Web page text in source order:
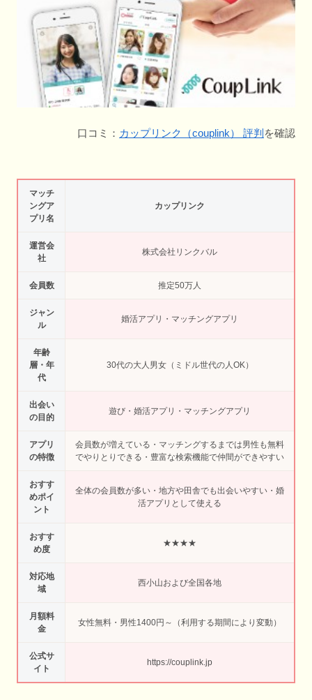
口コミ： カップリンク（couplink） 評判 を確認
マッチ
ングア
プリ名
カップリンク
運営会
社
株式会社リンクバル
会員数 推定50万人
ジャン
ル
婚活アプリ・マッチングアプリ
年齢
層・年
代
30代の大人男女（ミドル世代の人OK）
出会い
の目的
遊び・婚活アプリ・マッチングアプリ
アプリ
の特徴
会員数が増えている・マッチングするまでは男性も無料
でやりとりできる・豊富な検索機能で仲間ができやすい
おすす
めポイ
ント
全体の会員数が多い・地方や田舎でも出会いやすい・婚
活アプリとして使える
おすす
め度
★★★★
対応地
域
西小山および全国各地
月額料
金
女性無料・男性1400円～（利用する期間により変動）
公式サ
イト
https://couplink.jp